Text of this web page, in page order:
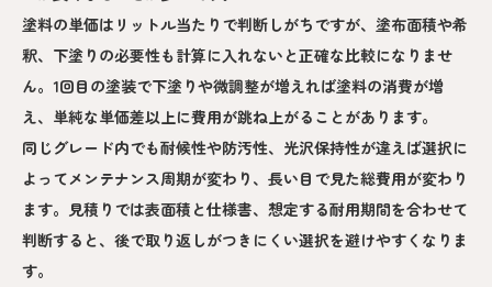
塗料の単価はリットル当たりで判断しがちですが、塗布面積や希
釈、下塗りの必要性も計算に入れないと正確な比較になりませ
ん。1回目の塗装で下塗りや微調整が増えれば塗料の消費が増
え、単純な単価差以上に費用が跳ね上がることがあります。
同じグレード内でも耐候性や防汚性、光沢保持性が違えば選択に
よってメンテナンス周期が変わり、長い目で見た総費用が変わり
ます。見積りでは表面積と仕様書、想定する耐用期間を合わせて
判断すると、後で取り返しがつきにくい選択を避けやすくなりま
す。